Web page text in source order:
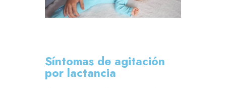
Síntomas de agitación
por lactancia